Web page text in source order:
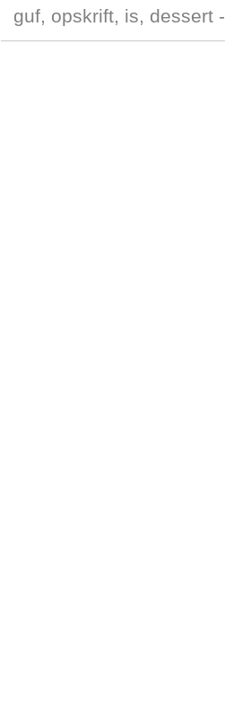
guf, opskrift, is, dessert -